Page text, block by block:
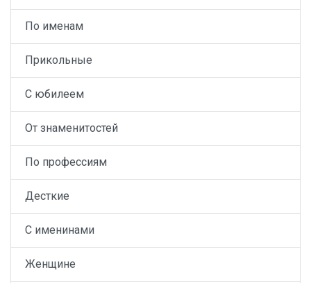
По именам
Прикольные
С юбилеем
От знаменитостей
По профессиям
Десткие
С именинами
Женщине